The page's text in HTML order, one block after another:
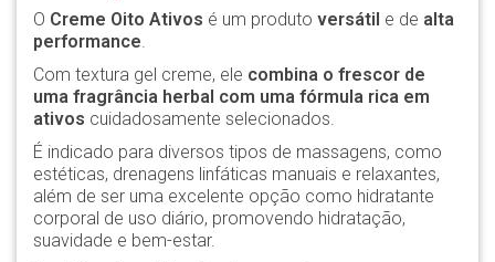
O Creme Oito Ativos é um produto versátil e de alta
performance.
Com textura gel creme, ele combina o frescor de
uma fragrância herbal com uma fórmula rica em
ativos cuidadosamente selecionados.
É indicado para diversos tipos de massagens, como
estéticas, drenagens linfáticas manuais e relaxantes,
além de ser uma excelente opção como hidratante
corporal de uso diário, promovendo hidratação,
suavidade e bem-estar.